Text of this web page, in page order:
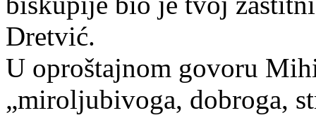
Dretvić.
U oproštajnom govoru
„miroljubivoga, dobroga,